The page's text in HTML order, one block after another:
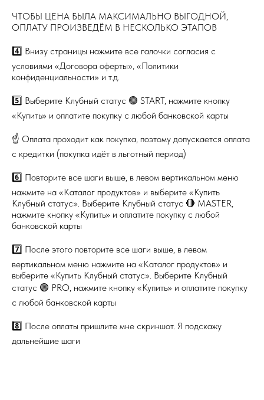
ЧТОБЫ ЦЕНА БЫЛА МАКСИМАЛЬНО ВЫГОДНОЙ,
ОПЛАТУ ПРОИЗВЕДЁМ В НЕСКОЛЬКО ЭТАПОВ
4️⃣ Внизу страницы нажмите все галочки согласия с
условиями «Договора оферты», «Политики
конфиденциальности» и т.д.
5️⃣ Выберите Клубный статус 🟢 START, нажмите кнопку
«Купить» и оплатите покупку с любой банковской карты
☝️ Оплата проходит как покупка, поэтому допускается оплата
с кредитки (покупка идёт в льготный период)
6️⃣ Повторите все шаги выше, в левом вертикальном меню
нажмите на «Каталог продуктов» и выберите «Купить
Клубный статус». Выберите Клубный статус 🔴 MASTER,
нажмите кнопку «Купить» и оплатите покупку с любой
банковской карты
7️⃣ После этого повторите все шаги выше, в левом
вертикальном меню нажмите на «Каталог продуктов» и
выберите «Купить Клубный статус». Выберите Клубный
статус 🟣 PRO, нажмите кнопку «Купить» и оплатите покупку
с любой банковской карты
8️⃣ После оплаты пришлите мне скриншот. Я подскажу
дальнейшие шаги